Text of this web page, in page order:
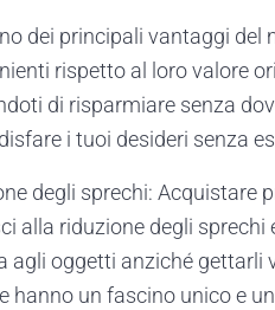
dei principali vantaggi
rispetto al loro valore
di risparmiare senza
i tuoi desideri senza
degli sprechi: Acquistare
alla riduzione degli
agli oggetti anziché
hanno un fascino unico e